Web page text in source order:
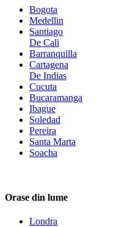
Bogota
Medellin
Santiago
De Cali
Barranquilla
Cartagena
De Indias
Cucuta
Bucaramanga
Ibague
Soledad
Pereira
Santa Marta
Soacha
Orase din lume
Londra